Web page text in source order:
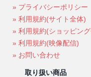
» プライバシーポリシー
» 利用規約(サイト全体)
» 利用規約(ショッピン
» 利用規約(映像配信)
» お問い合わせ
取り扱い商品